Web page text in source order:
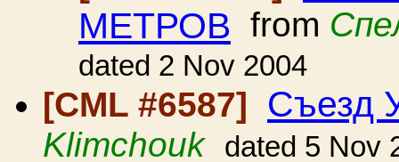
МЕТРОВ from
dated 2 Nov 2004
[CML #6587] Съезд
Klimchouk dated 5 Nov